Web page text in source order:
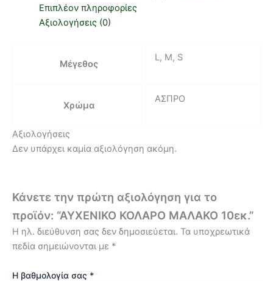
Επιπλέον πληροφορίες
Αξιολογήσεις (0)
Μέγεθος
L, M, S
Χρώμα
ΑΣΠΡΟ
Αξιολογήσεις
Δεν υπάρχει καμία αξιολόγηση ακόμη.
Κάνετε την πρώτη αξιολόγηση για το
προϊόν: “ΑΥΧΕΝΙΚΟ ΚΟΛΑΡΟ ΜΑΛΑΚΟ 10εκ.”
Η ηλ. διεύθυνση σας δεν δημοσιεύεται. Τα υποχρεωτικά
πεδία σημειώνονται με *
Η βαθμολογία σας *